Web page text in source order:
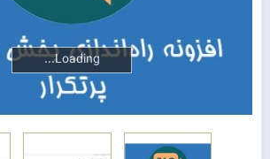
Loading...
Loading...